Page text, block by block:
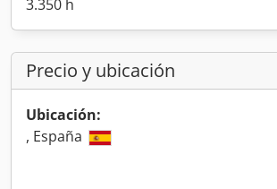
3.350 h
Precio y ubicación
Ubicación:
, España